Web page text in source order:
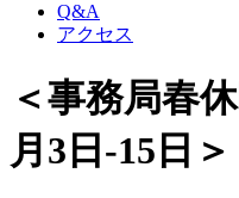
Q&A
アクセス
＜事務局春
月3日‐15日＞